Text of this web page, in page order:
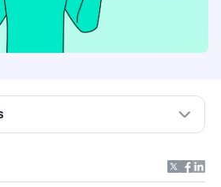
para quién es?
clave de los
de Monday